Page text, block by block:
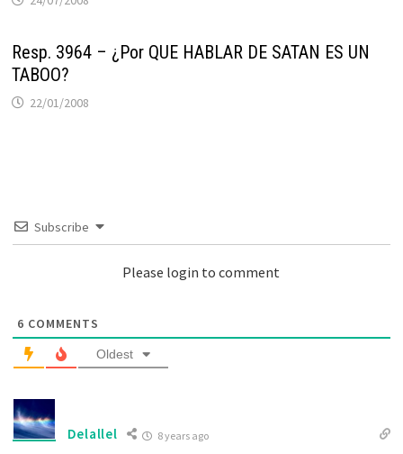
Resp. 3964 – ¿Por QUE HABLAR DE SATAN ES UN
TABOO?
22/01/2008
Subscribe
Please login to comment
6 COMMENTS
Oldest
Delallel 8 years ago